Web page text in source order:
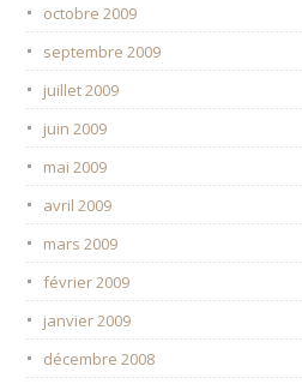
octobre 2009
septembre 2009
juillet 2009
juin 2009
mai 2009
avril 2009
mars 2009
février 2009
janvier 2009
décembre 2008